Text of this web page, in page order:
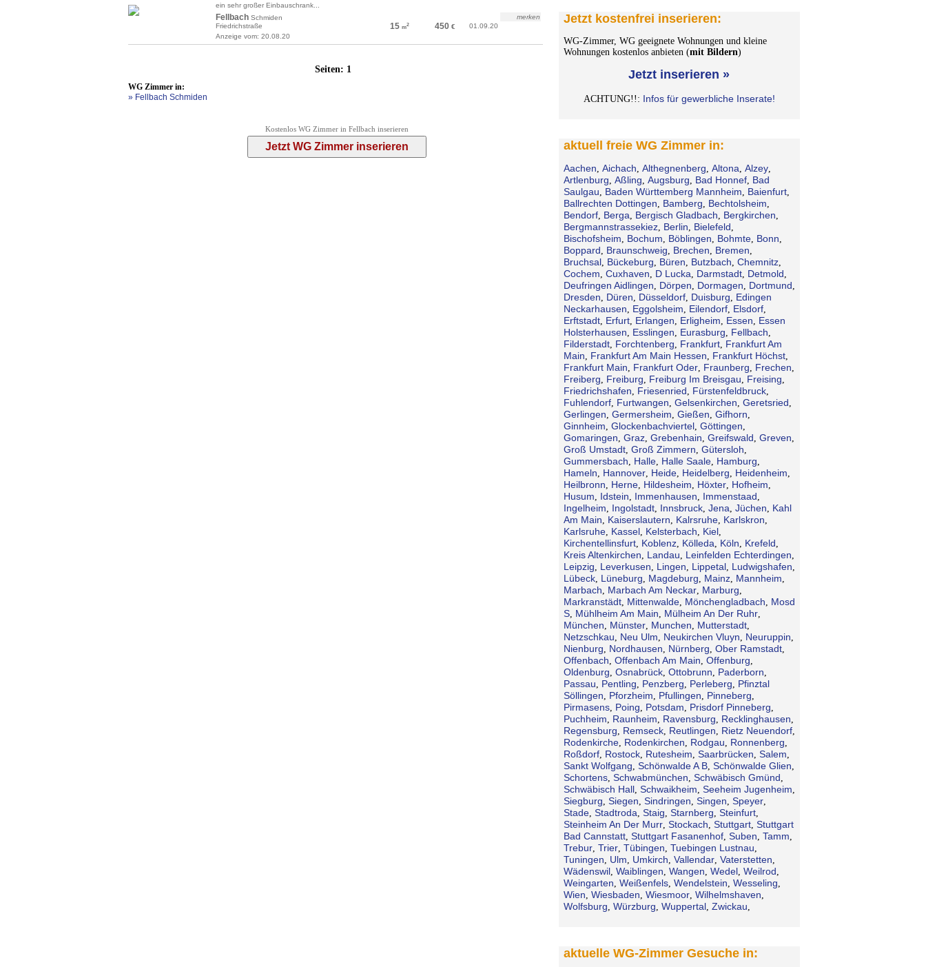
ein sehr großer Einbauschrank...
FellbachSchmiden
Friedrichstraße
Anzeige vom: 20.08.20
15 m2 450 € 01.09.20
merken
Seiten: 1
WG Zimmer in:
» Fellbach Schmiden
Kostenlos WG Zimmer in Fellbach inserieren
Jetzt kostenfrei inserieren:
WG-Zimmer, WG geeignete Wohnungen und kleine
Wohnungen kostenlos anbieten (mit Bildern)
Jetzt inserieren »
ACHTUNG!!: Infos für gewerbliche Inserate!
aktuell freie WG Zimmer in:
Aachen Aichach Althegnenberg Altona Alzey,
Artlenburg Aßling Augsburg Bad Honnef, Bad
Saulgau
Baden Württemberg Mannheim Baienfurt,
Ballrechten Dottingen Bamberg Bechtolsheim
Bendorf, Berga Bergisch Gladbach Bergkirchen
Bergmannstrassekiez, Berlin Bielefeld
Bischofsheim Bochum Böblingen Bohmte, Bonn
Boppard Braunschweig Brechen Bremen
Bruchsal, Bückeburg Büren Butzbach Chemnitz,
Cochem Cuxhaven D Lucka Darmstadt, Detmold
Deufringen Aidlingen Dörpen Dormagen Dortmund
Dresden Düren Düsseldorf, Duisburg
Edingen
Neckarhausen
Eggolsheim Eilendorf, Elsdorf,
Erftstadt, Erfurt, Erlangen Erligheim Essen
Essen
Holsterhausen
Esslingen Eurasburg Fellbach
Filderstadt, Forchtenberg Frankfurt, Frankfurt Am
Main
Frankfurt Am Main Hessen Frankfurt Höchst,
Frankfurt Main Frankfurt Oder, Fraunberg Frechen
Freiberg Freiburg Freiburg Im Breisgau Freising
Friedrichshafen Friesenried Fürstenfeldbruck,
Fuhlendorf, Furtwangen Gelsenkirchen Geretsried
Gerlingen Germersheim Gießen Gifhorn
Ginnheim Glockenbachviertel, Göttingen
Gomaringen Graz, Grebenhain Greifswald Greven
Groß Umstadt, Groß Zimmern Gütersloh
Gummersbach Halle, Halle Saale, Hamburg
Hameln Hannover, Heide, Heidelberg Heidenheim
Heilbronn Herne, Hildesheim Höxter, Hofheim
Husum Idstein Immenhausen Immenstaad
Ingelheim Ingolstadt, Innsbruck, Jena Jüchen
Kahl
Am Main
Kaiserslautern Kalrsruhe, Karlskron
Karlsruhe, Kassel, Kelsterbach Kiel,
Kirchentellinsfurt, Koblenz, Kölleda Köln Krefeld
Kreis Altenkirchen Landau Leinfelden Echterdingen
Leipzig Leverkusen Lingen Lippetal, Ludwigshafen
Lübeck, Lüneburg Magdeburg Mainz, Mannheim
Marbach Marbach Am Neckar, Marburg
Markranstädt, Mittenwalde, Mönchengladbach
Mosd
S, Mühlheim Am Main Mülheim An Der Ruhr,
München Münster, Munchen Mutterstadt,
Netzschkau Neu Ulm Neukirchen Vluyn Neuruppin
Nienburg Nordhausen Nürnberg Ober Ramstadt,
Offenbach Offenbach Am Main Offenburg
Oldenburg Osnabrück, Ottobrunn Paderborn
Passau Pentling Penzberg Perleberg
Pfinztal
Söllingen
Pforzheim Pfullingen Pinneberg
Pirmasens, Poing Potsdam Prisdorf Pinneberg
Puchheim Raunheim Ravensburg Recklinghausen
Regensburg Remseck, Reutlingen Rietz Neuendorf,
Rodenkirche, Rodenkirchen Rodgau Ronnenberg
Roßdorf, Rostock, Rutesheim Saarbrücken Salem
Sankt Wolfgang Schönwalde A B, Schönwalde Glien
Schortens, Schwabmünchen Schwäbisch Gmünd
Schwäbisch Hall, Schwaikheim Seeheim Jugenheim
Siegburg Siegen Sindringen Singen Speyer,
Stade, Stadtroda Staig Starnberg Steinfurt,
Steinheim An Der Murr, Stockach Stuttgart, Stuttgart
Bad Cannstatt, Stuttgart Fasanenhof, Suben Tamm
Trebur, Trier, Tübingen Tuebingen Lustnau
Tuningen Ulm Umkirch Vallendar, Vaterstetten
Wädenswil, Waiblingen Wangen Wedel, Weilrod
Weingarten Weißenfels, Wendelstein Wesseling
Wien Wiesbaden Wiesmoor, Wilhelmshaven
Wolfsburg Würzburg Wuppertal, Zwickau
aktuelle WG-Zimmer Gesuche in: